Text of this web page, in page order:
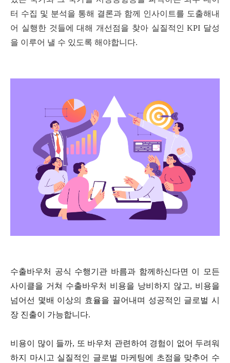
터 수집 및 분석을 통해 결론과 함께 인사이트를 도출해내
어 실행한 것들에 대해 개선점을 찾아 실질적인 KPI 달성
을 이루어 낼 수 있도록 해야합니다.
수출바우처 공식 수행기관 바름과 함께하신다면 이 모든
사이클을 거쳐 수출바우처 비용을 낭비하지 않고, 비용을
넘어선 몇배 이상의 효율을 끌어내며 성공적인 글로벌 시
장 진출이 가능합니다.
비용이 많이 들까, 또 바우처 관련하여 경험이 없어 두려워
하지 마시고 실질적인 글로벌 마케팅에 초점을 맞추어 수